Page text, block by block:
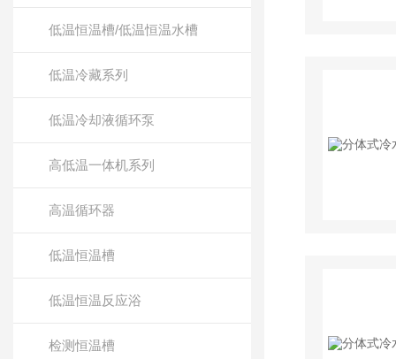
低温恒温槽/低温恒温水槽
低温冷藏系列
低温冷却液循环泵
高低温一体机系列
高温循环器
低温恒温槽
低温恒温反应浴
检测恒温槽